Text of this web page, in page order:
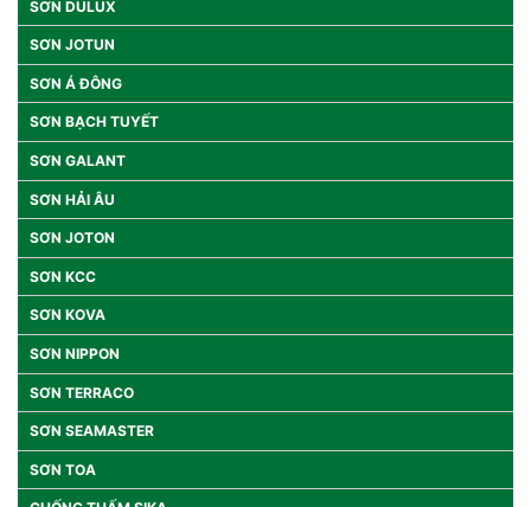
SƠN DULUX
SƠN JOTUN
SƠN Á ĐÔNG
SƠN BẠCH TUYẾT
SƠN GALANT
SƠN HẢI ÂU
SƠN JOTON
SƠN KCC
SƠN KOVA
SƠN NIPPON
SƠN TERRACO
SƠN SEAMASTER
SƠN TOA